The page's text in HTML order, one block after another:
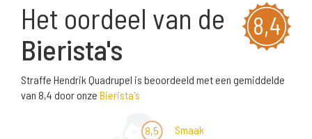
8,4
Het oordeel van de
Bierista's
Straffe Hendrik Quadrupel is beoordeeld met een gemiddelde
van 8,4 door onze Bierista's
8,5 Smaak